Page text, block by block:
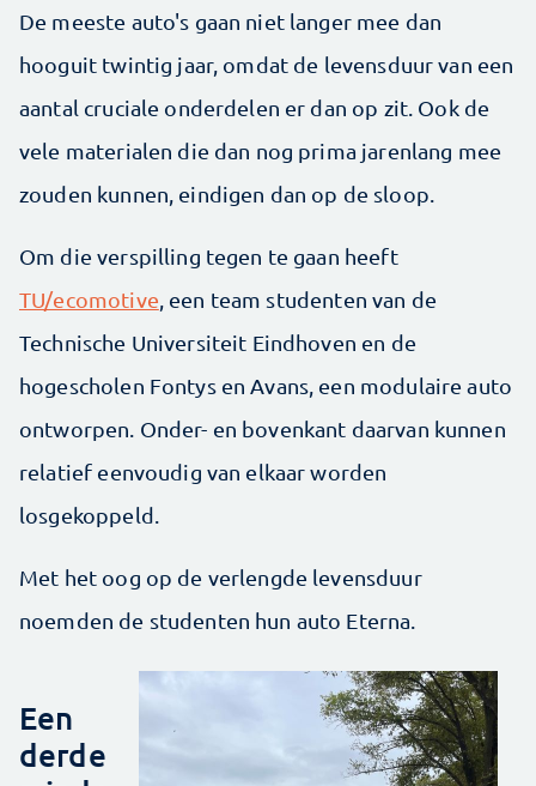
De meeste auto's gaan niet langer mee dan
hooguit twintig jaar, omdat de levensduur van een
aantal cruciale onderdelen er dan op zit. Ook de
vele materialen die dan nog prima jarenlang mee
zouden kunnen, eindigen dan op de sloop.
Om die verspilling tegen te gaan heeft
TU/ecomotive , een team studenten van de
Technische Universiteit Eindhoven en de
hogescholen Fontys en Avans, een modulaire auto
ontworpen. Onder- en bovenkant daarvan kunnen
relatief eenvoudig van elkaar worden
losgekoppeld.
Met het oog op de verlengde levensduur
noemden de studenten hun auto Eterna.
Een
derde